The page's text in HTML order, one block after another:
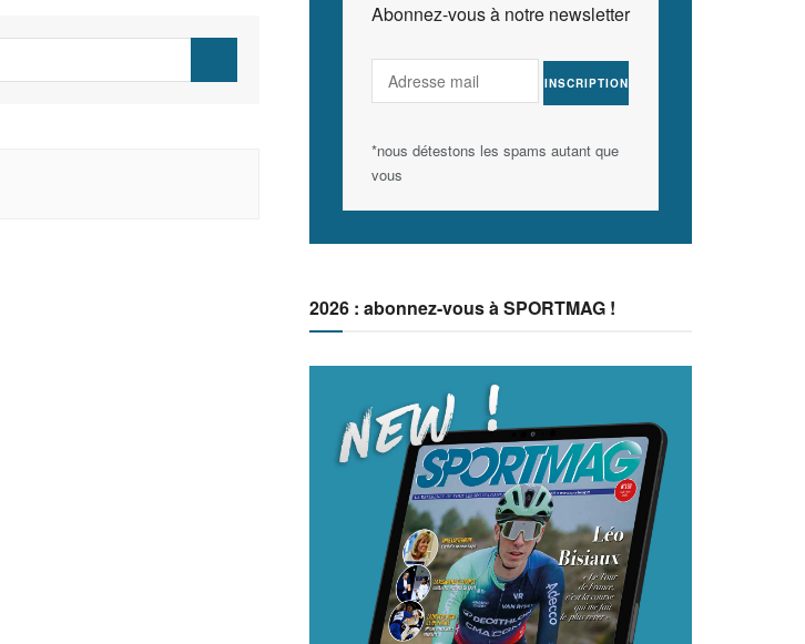
Abonnez-vous à notre newsletter
*nous détestons les spams autant que
vous
2026 : abonnez-vous à SPORTMAG !